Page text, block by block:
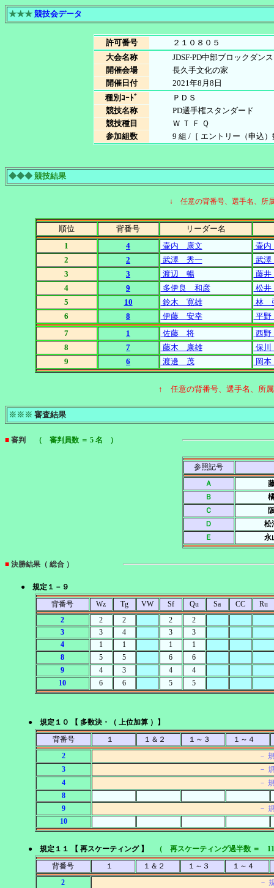
★★★ 競技会データ
許可番号
２１０８０５
大会名称
JDSF-PD中部ブロックダン
開催会場
長久手文化の家
開催日付
2021年8月8日
種別ｺｰﾄﾞ
ＰＤＳ
競技名称
PD選手権スタンダード
競技種目
Ｗ Ｔ Ｆ Ｑ
参加組数
9 組 /［ エントリー（申込）
◆◆◆ 競技結果
↓ 任意の背番号、選手名、所
順位 背番号
リーダー名
1
4 壷内 康文
壷
2
2 武澤 秀一
武
3
3 渡辺 暢
藤
4
9 多伊良 和彦
松
5
10 鈴木 寛雄
林
6
8 伊藤 安幸
平
7
1 佐藤 将
西
8
7 藤木 康雄
保
9
6 渡邊 茂 岡
↑ 任意の背番号、選手名、所
※※※ 審査結果
■ 審判 （ 審判員数 ＝ 5 名 ）
参照記号
Ａ
Ｂ
Ｃ
Ｄ
松
Ｅ
永
■ 決勝結果（ 総合 ）
● 規定１－９
背番号
Wz Tg VW Sf Qu Sa CC
Ru
2
2 2 2
2
3
3 4 3
3
4
1 1 1
1
8
5 5 6
6
9
4 3 4
4
10
6 6 5 5
● 規定１０ 【 多数決・（ 上位加算 ）】
背番号
１ １＆２ １～３
１～４
2
－
3
－
4
－
8
9
－
10
● 規定１１ 【 再スケーティング 】
（ 再スケーティング過半数 ＝
背番号
１ １＆２ １～３
１～４
2
－